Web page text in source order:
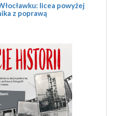
licea powyżej
z poprawą